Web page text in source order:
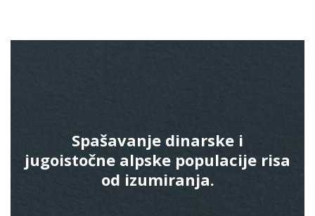
Spašavanje dinarske i
jugoistočne alpske populacije risa
od izumiranja.